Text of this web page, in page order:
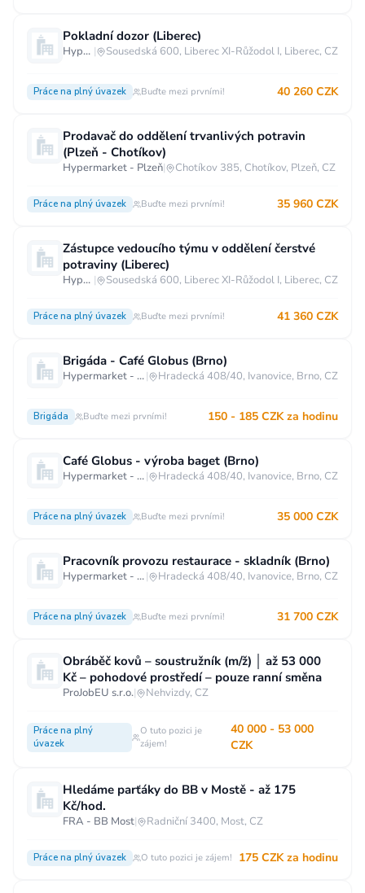
Pokladní dozor (Liberec)
Hypermarket - Liberec | Sousedská 600, Liberec XI-Růžodol I, Liberec, CZ
Práce na plný úvazek Buďte mezi prvními! 40 260 CZK
Prodavač do oddělení trvanlivých potravin
(Plzeň - Chotíkov)
Hypermarket - Plzeň| Chotíkov 385, Chotíkov, Plzeň, CZ
Práce na plný úvazek Buďte mezi prvními! 35 960 CZK
Zástupce vedoucího týmu v oddělení čerstvé
potraviny (Liberec)
Hypermarket - Liberec | Sousedská 600, Liberec XI-Růžodol I, Liberec, CZ
Práce na plný úvazek Buďte mezi prvními! 41 360 CZK
Brigáda - Café Globus (Brno)
Hypermarket - Brno| Hradecká 408/40, Ivanovice, Brno, CZ
Brigáda Buďte mezi prvními! 150 - 185 CZK za hodinu
Café Globus - výroba baget (Brno)
Hypermarket - Brno| Hradecká 408/40, Ivanovice, Brno, CZ
Práce na plný úvazek Buďte mezi prvními! 35 000 CZK
Pracovník provozu restaurace - skladník (Brno)
Hypermarket - Brno| Hradecká 408/40, Ivanovice, Brno, CZ
Práce na plný úvazek Buďte mezi prvními! 31 700 CZK
Obráběč kovů – soustružník (m/ž) │ až 53 000
Kč – pohodové prostředí – pouze ranní směna
ProJobEU s.r.o.| Nehvizdy, CZ
Práce na plný
úvazek
O tuto pozici je
zájem!
40 000 - 53 000
CZK
Hledáme parťáky do BB v Mostě - až 175
Kč/hod.
FRA - BB Most| Radniční 3400, Most, CZ
Práce na plný úvazek O tuto pozici je zájem! 175 CZK za hodinu